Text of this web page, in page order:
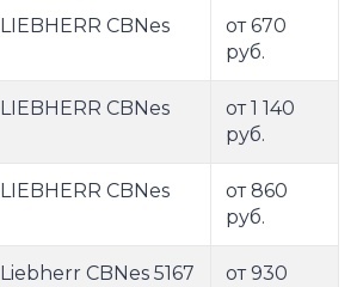
CBNes
от 670
руб.
CBNes
от 1 140
руб.
CBNes
от 860
руб.
CBNes 5167
от 930